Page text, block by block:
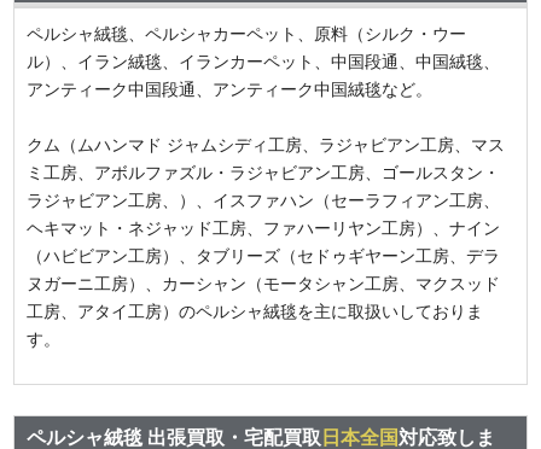
ペルシャ絨毯、ペルシャカーペット、原料（シルク・ウー
ル）、イラン絨毯、イランカーペット、中国段通、中国絨毯、
アンティーク中国段通、アンティーク中国絨毯など。
クム（ムハンマド ジャムシディ工房、ラジャビアン工房、マス
ミ工房、アボルファズル・ラジャビアン工房、ゴールスタン・
ラジャビアン工房、）、イスファハン（セーラフィアン工房、
ヘキマット・ネジャッド工房、ファハーリヤン工房）、ナイン
（ハビビアン工房）、タブリーズ（セドゥギヤーン工房、デラ
ヌガーニ工房）、カーシャン（モータシャン工房、マクスッド
工房、アタイ工房）のペルシャ絨毯を主に取扱いしておりま
す。
ペルシャ絨毯 出張買取・宅配買取 日本全国対応致しま